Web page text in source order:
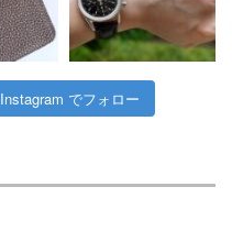
Instagram でフォロー